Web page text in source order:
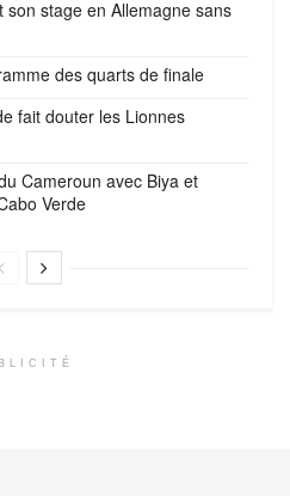
son stage en Allemagne sans
des quarts de finale
fait douter les Lionnes
Cameroun avec Biya et
Verde